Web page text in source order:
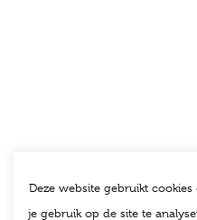
Deze website gebruikt
je gebruik op de site te